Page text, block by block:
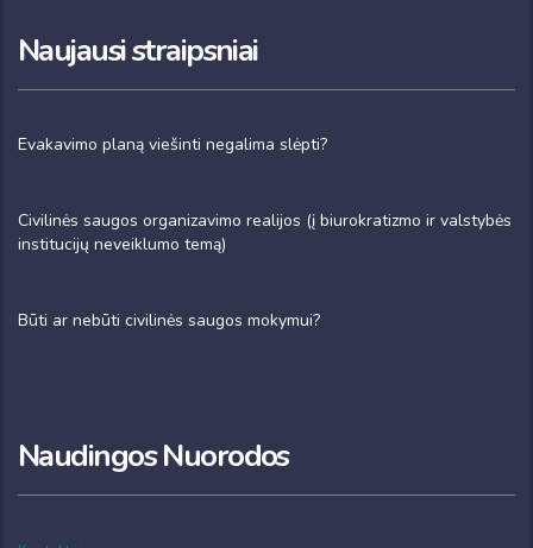
Naujausi straipsniai
Evakavimo planą viešinti negalima slėpti?
Civilinės saugos organizavimo realijos (į biurokratizmo ir valstybės
institucijų neveiklumo temą)
Būti ar nebūti civilinės saugos mokymui?
Naudingos Nuorodos